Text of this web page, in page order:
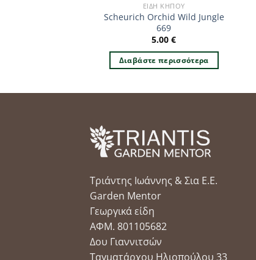
ΕΊΔΗ ΚΉΠΟΥ
Scheurich Orchid Wild Jungle
669
5.00€
Διαβάστε περισσότερα
Τριάντης Ιωάννης & Σια Ε.Ε.
Garden Mentor
Γεωργικά είδη
ΑΦΜ. 801105682
Δου Γιαννιτσών
Ταγματάρχου Ηλιοπούλου 33